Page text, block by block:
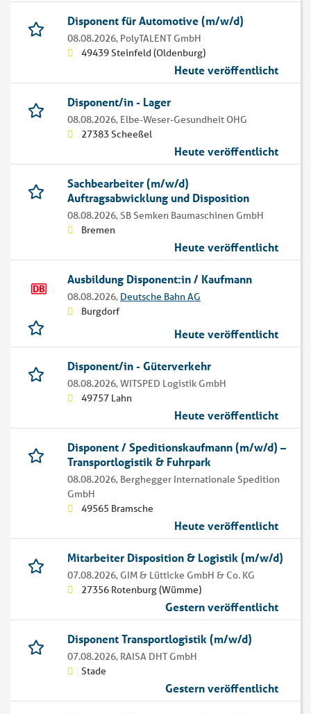
Disponent für Automotive (m/w/d)
08.08.2026, PolyTALENT GmbH
49439 Steinfeld (Oldenburg)
Heute veröffentlicht
Disponent/in - Lager
08.08.2026, Elbe-Weser-Gesundheit OHG
27383 Scheeßel
Heute veröffentlicht
Sachbearbeiter (m/w/d)
Auftragsabwicklung und Disposition
08.08.2026,SB Semken Baumaschinen GmbH
Bremen
Heute veröffentlicht
Ausbildung Disponent:in / Kaufmann
08.08.2026, Deutsche Bahn AG
Burgdorf
Heute veröffentlicht
Disponent/in - Güterverkehr
08.08.2026,WITSPED Logistik GmbH
49757 Lahn
Heute veröffentlicht
Disponent / Speditionskaufmann (m/w/d) –
Transportlogistik & Fuhrpark
08.08.2026, Berghegger Internationale Spedition
GmbH
49565 Bramsche
Heute veröffentlicht
Mitarbeiter Disposition & Logistik (m/w/d)
07.08.2026, GIM & Lütticke GmbH & Co. KG
27356 Rotenburg (Wümme)
Gestern veröffentlicht
Disponent Transportlogistik (m/w/d)
07.08.2026, RAISA DHT GmbH
Stade
Gestern veröffentlicht